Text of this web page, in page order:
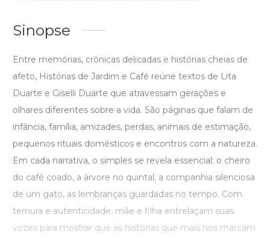
Sinopse
Entre memórias, crônicas delicadas e histórias cheias de
afeto, Histórias de Jardim e Café reúne textos de Lita
Duarte e Giselli Duarte que atravessam gerações e
olhares diferentes sobre a vida. São páginas que falam de
infância, família, amizades, perdas, animais de estimação,
pequenos rituais domésticos e encontros com a natureza.
Em cada narrativa, o simples se revela essencial: o cheiro
do café coado, a árvore no quintal, a companhia silenciosa
de um gato, as lembranças guardadas no tempo. Com
ternura e autenticidade, mãe e filha entrelaçam suas
vozes para mostrar que as histórias que mais nos marcam